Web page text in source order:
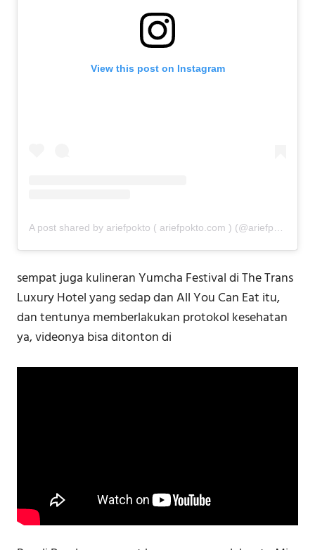
View this post on Instagram
sempat juga kulineran Yumcha Festival di The Trans
Luxury Hotel yang sedap dan All You Can Eat itu,
dan tentunya memberlakukan protokol kesehatan
ya, videonya bisa ditonton di